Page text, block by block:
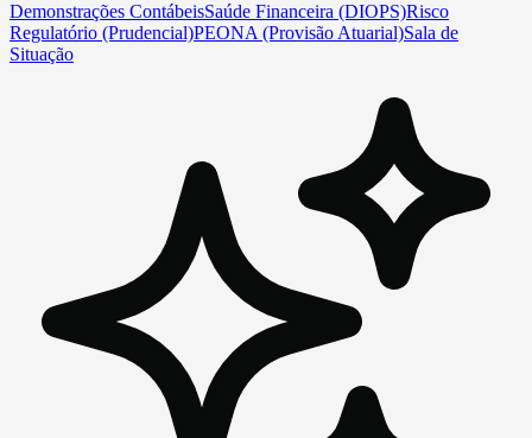
Demonstrações ContábeisSaúde Financeira (DIOPS)Risco
Regulatório (Prudencial)PEONA (Provisão Atuarial)Sala de
Situação